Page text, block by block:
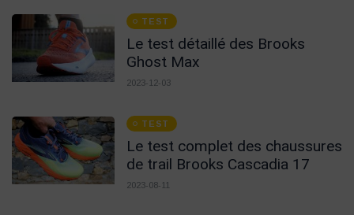
TEST
Le test détaillé des Brooks
Ghost Max
2023-12-03
TEST
Le test complet des chaussures
de trail Brooks Cascadia 17
2023-08-11